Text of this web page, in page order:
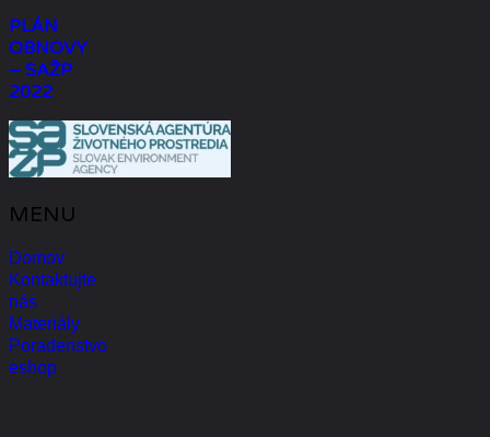
PLÁN
OBNOVY
– SAŽP
2022
MENU
Domov
Kontaktujte
nás
Materiály
Poradenstvo
eshop